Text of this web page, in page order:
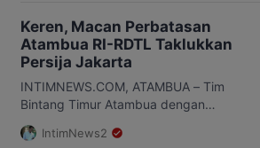
Keren, Macan Perbatasan
Atambua RI-RDTL Taklukkan
Persija Jakarta
INTIMNEWS.COM, ATAMBUA – Tim
Bintang Timur Atambua dengan
sebutan Macan Perbatasan mampu
taklukkan Persija Jakarta dalam partai
IntimNews2